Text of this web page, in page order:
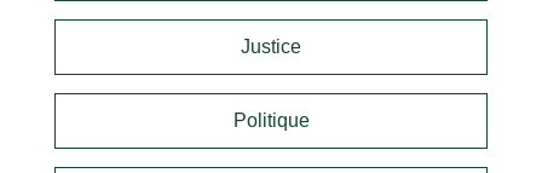
Justice
Politique